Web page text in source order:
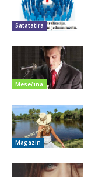
Satatatira
Mesečina
Magazin